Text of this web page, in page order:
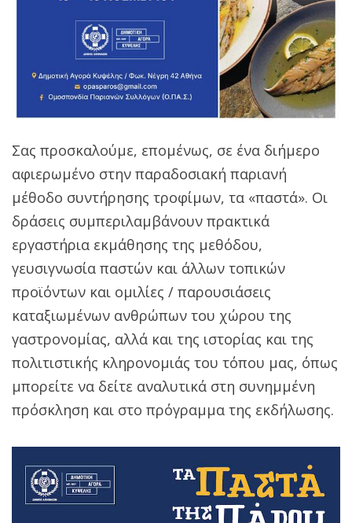
Σας προσκαλούμε, επομένως, σε ένα διήμερο
αφιερωμένο στην παραδοσιακή παριανή
μέθοδο συντήρησης τροφίμων, τα «παστά». Οι
δράσεις συμπεριλαμβάνουν πρακτικά
εργαστήρια εκμάθησης της μεθόδου,
γευσιγνωσία παστών και άλλων τοπικών
προϊόντων και ομιλίες / παρουσιάσεις
καταξιωμένων ανθρώπων του χώρου της
γαστρονομίας, αλλά και της ιστορίας και της
πολιτιστικής κληρονομιάς του τόπου μας, όπως
μπορείτε να δείτε αναλυτικά στη συνημμένη
πρόσκληση και στο πρόγραμμα της εκδήλωσης.